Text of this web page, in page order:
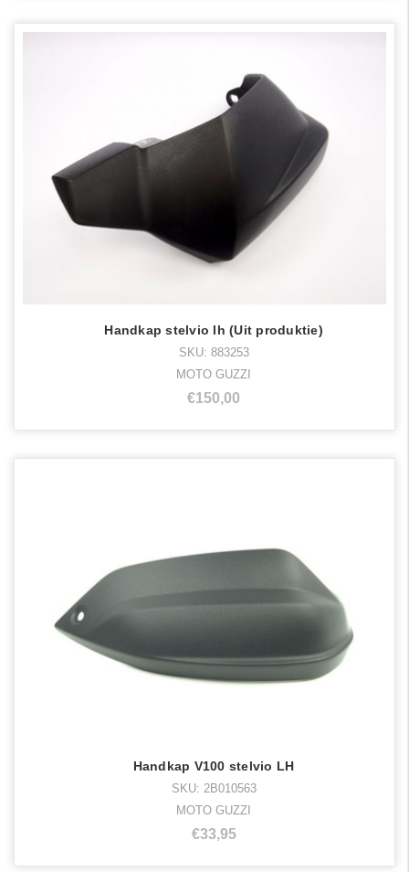
Handkap stelvio lh (Uit produktie)
SKU: 883253
MOTO GUZZI
€150,00
Handkap V100 stelvio LH
SKU: 2B010563
MOTO GUZZI
€33,95